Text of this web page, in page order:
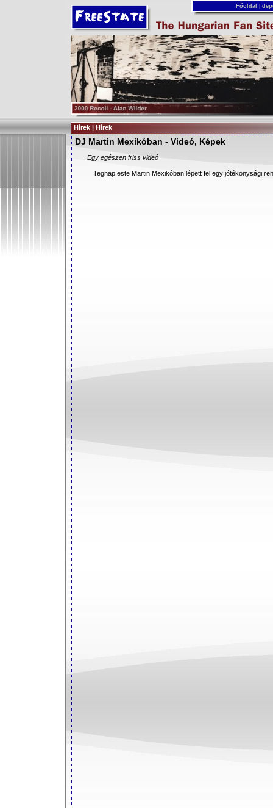
Főoldal
Hírek | Hírek
DJ Martin Mexikóban - Videó, Képek
Egy egészen friss videó
Tegnap este Martin Mexikóban lépett fel egy jótékonysági